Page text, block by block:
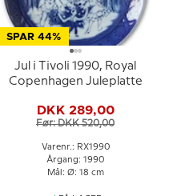
SPAR 44%
Jul i Tivoli 1990, Royal
Copenhagen Juleplatte
DKK 289,00
Før: DKK 520,00
Varenr.: RX1990
Årgang: 1990
Mål: Ø: 18 cm